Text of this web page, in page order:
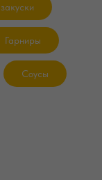
Гарниры
Соусы